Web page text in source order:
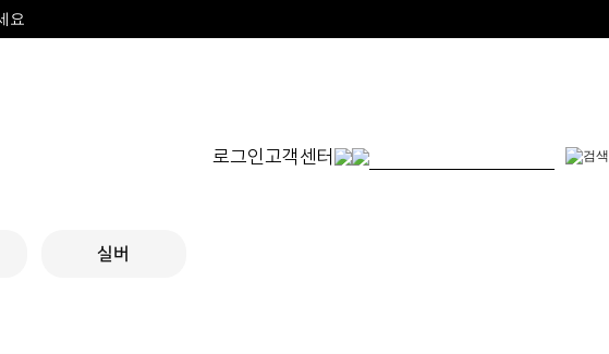
로그인고객센터
다이아몬드
실버